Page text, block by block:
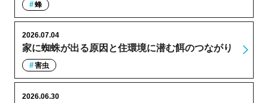
蜂
家に蜘蛛が出る原因と住環境に潜む餌のつながり
2026.07.04
害虫
2026.06.30